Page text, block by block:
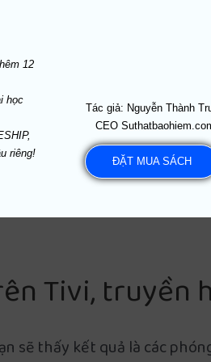
hiểm nhân thọ
được các cơ quan truyền
cửa . Bạn đồng ý với tôi
Tivi, truyền
sẽ thấy kết quả là các
12
học
riêng!
Tác giả: Nguyễn Thành
CEO
ĐẶT MUA SÁCH